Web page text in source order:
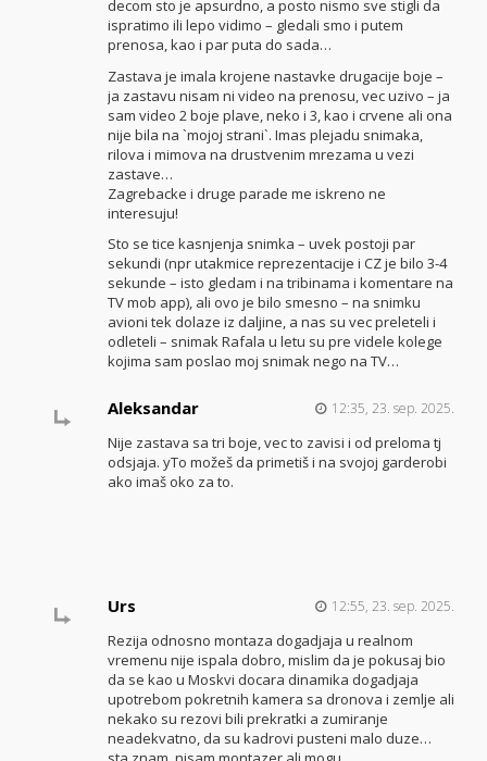
decom sto je apsurdno, a posto nismo sve stigli da
ispratimo ili lepo vidimo – gledali smo i putem
prenosa, kao i par puta do sada…
Zastava je imala krojene nastavke drugacije boje –
ja zastavu nisam ni video na prenosu, vec uzivo – ja
sam video 2 boje plave, neko i 3, kao i crvene ali ona
nije bila na `mojoj strani`. Imas plejadu snimaka,
rilova i mimova na drustvenim mrezama u vezi
zastave…
Zagrebacke i druge parade me iskreno ne
interesuju!
Sto se tice kasnjenja snimka – uvek postoji par
sekundi (npr utakmice reprezentacije i CZ je bilo 3-4
sekunde – isto gledam i na tribinama i komentare na
TV mob app), ali ovo je bilo smesno – na snimku
avioni tek dolaze iz daljine, a nas su vec preleteli i
odleteli – snimak Rafala u letu su pre videle kolege
kojima sam poslao moj snimak nego na TV…
Aleksandar 12:35, 23. sep. 2025.
Nije zastava sa tri boje, vec to zavisi i od preloma tj
odsjaja. yTo možeš da primetiš i na svojoj garderobi
ako imaš oko za to.
Urs 12:55, 23. sep. 2025.
Rezija odnosno montaza dogadjaja u realnom
vremenu nije ispala dobro, mislim da je pokusaj bio
da se kao u Moskvi docara dinamika dogadjaja
upotrebom pokretnih kamera sa dronova i zemlje ali
nekako su rezovi bili prekratki a zumiranje
neadekvatno, da su kadrovi pusteni malo duze…